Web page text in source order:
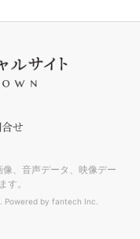
せ
、音声データ、映像デー
す。
Powered by fantech Inc.